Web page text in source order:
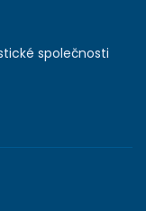
společnosti